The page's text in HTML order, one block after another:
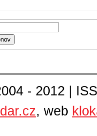
- 2012 |
, web